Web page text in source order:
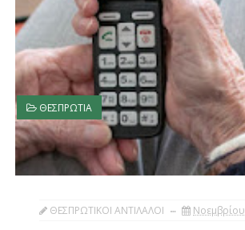
ΘΕΣΠΡΩΤΙΑ
ΘΕΣΠΡΩΤΙΚΟΙ ΑΝΤΙΛΑΛΟΙ